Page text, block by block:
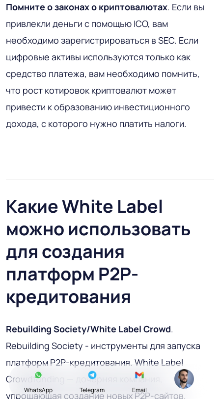
Помните о законах о криптовалютах. Если вы
привлекли деньги с помощью ICO, вам
необходимо зарегистрироваться в SEC. Если
цифровые активы используются только как
средство платежа, вам необходимо помнить,
что рост котировок криптовалют может
привести к образованию инвестиционного
дохода, с которого нужно платить налоги.
Какие White Label
можно использовать
для создания
платформ P2P-
кредитования
Rebuilding Society/White Label Crowd.
Rebuilding Society - инструменты для запуска
платформ P2P-кредитования. White Label
Crowdfunding — дочерняя компания,
упрощающая создание новых P2P-сайтов.
WhatsApp Telegram Email